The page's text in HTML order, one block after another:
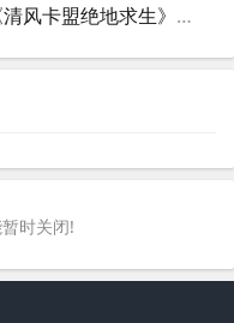
《清风卡盟绝地求生》：游戏策略与技巧深度解析-探索《清风卡盟绝地求生》中的高级战术与生存秘籍
时关闭!